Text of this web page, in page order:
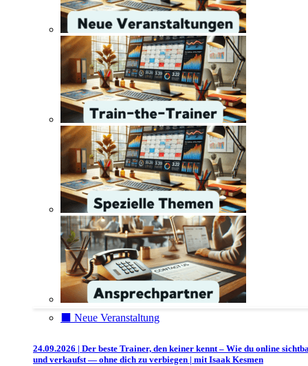
⬛️ Neue Veranstaltung
24.09.2026 | Der beste Trainer, den keiner kennt – Wie du online
und verkaufst — ohne dich zu verbiegen | mit Isaak Kesmen